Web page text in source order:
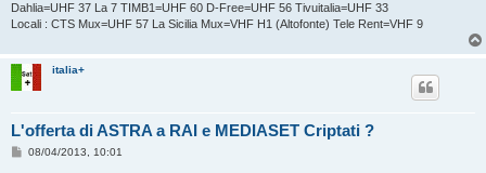
Dahlia=UHF 37 La 7 TIMB1=UHF 60 D-Free=UHF 56 Tivuitalia=UHF 33
Locali : CTS Mux=UHF 57 La Sicilia Mux=VHF H1 (Altofonte) Tele Rent=VHF 9
italia+
L'offerta di ASTRA a RAI e MEDIASET Criptati ?
M08/04/2013, 10:01